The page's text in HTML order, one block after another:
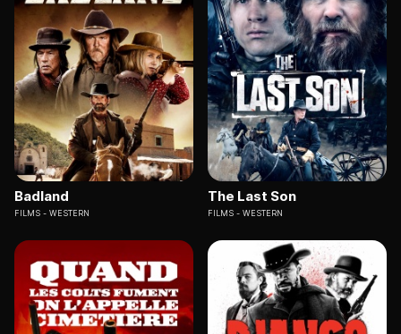
Badland
FILMS WESTERN
The Last Son
FILMS WESTERN